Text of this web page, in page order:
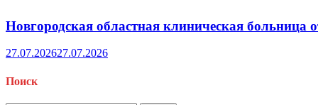
Новгородская областная клиническая больница
27.07.202627.07.2026
Поиск